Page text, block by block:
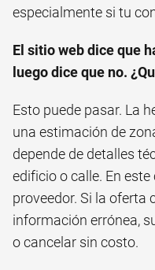
especialmente si tu
El sitio web dice que
luego dice que no.
Esto puede pasar. La
una estimación de
depende de detalles
edificio o calle. En
proveedor. Si la oferta
información errónea,
o cancelar sin costo.